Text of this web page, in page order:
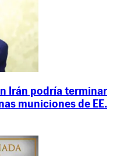
Irán podría terminar
municiones de EE.